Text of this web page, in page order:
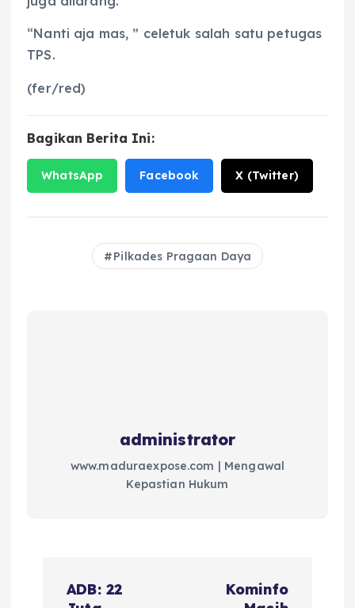
“Nanti aja mas, ” celetuk salah satu petugas
TPS.
(fer/red)
Bagikan Berita Ini:
WhatsApp Facebook X (Twitter)
Pilkades Pragaan Daya
administrator
www.maduraexpose.com | Mengawal
Kepastian Hukum
ADB: 22
Kominfo